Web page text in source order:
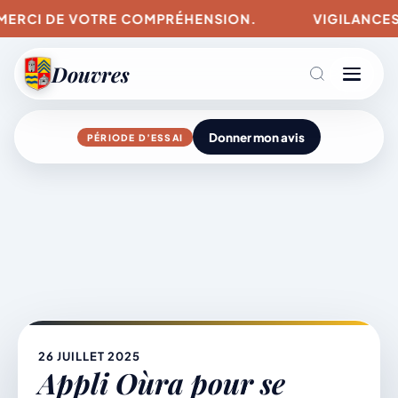
DE VOTRE COMPRÉHENSION. VIGILANCES
Douvres
Agenda
Mairie & Vie municipale
PÉRIODE D’ESSAI Donner mon avis
26 JUILLET 2025
Appli Oùra pour se